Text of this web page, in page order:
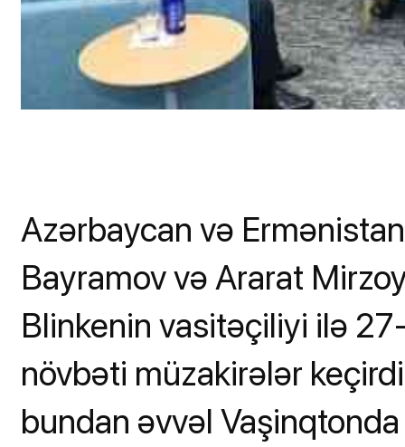
Azərbaycan və
Bayramov və Ararat
Blinkenin vasitəçiliyi ilə
növbəti müzakirələr
bundan əvvəl